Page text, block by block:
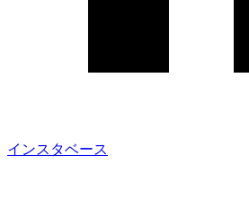
インスタベース